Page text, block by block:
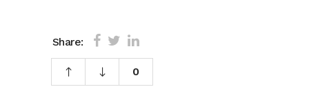
Share:
0